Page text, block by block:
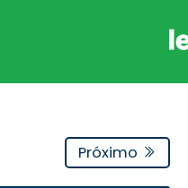
Próximo